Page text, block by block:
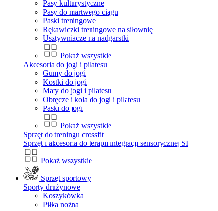
Pasy kulturystyczne
Pasy do martwego ciągu
Paski treningowe
Rękawiczki treningowe na siłownię
Usztywniacze na nadgarstki
Pokaż wszystkie
Akcesoria do jogi i pilatesu
Gumy do jogi
Kostki do jogi
Maty do jogi i pilatesu
Obręcze i kola do jogi i pilatesu
Paski do jogi
Pokaż wszystkie
Sprzęt do treningu crossfit
Sprzęt i akcesoria do terapii integracji sensorycznej SI
Pokaż wszystkie
Sprzęt sportowy
Sporty drużynowe
Koszykówka
Piłka nożna